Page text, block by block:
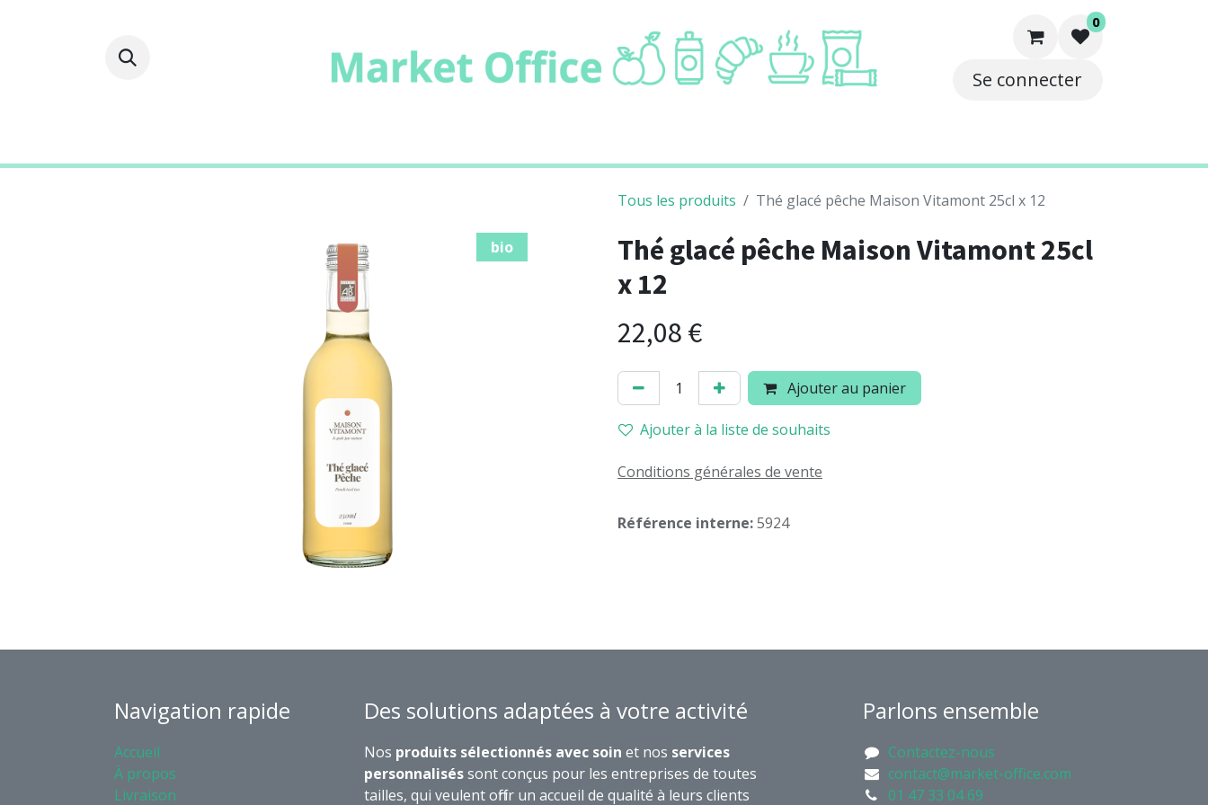
0
Se connecter
Tous les produits Thé glacé pêche Maison Vitamont 25cl x 12
bio
Thé glacé pêche Maison Vitamont 25cl
x 12
22,08 €
Ajouter au panier
Ajouter à la liste de souhaits
Conditions générales de vente
Référence interne:5924
Navigation rapide
Accueil
À propos
Livraison
Des solutions adaptées à votre activité
Nos produits sélectionnés avec soin et nos services
personnaliséssont conçus pour les entreprises de toutes
tailles, qui veulent offrir un accueil de qualité à leurs clients
Parlons ensemble
Contactez-nous
contact@market-office.com
01 47 33 04 69